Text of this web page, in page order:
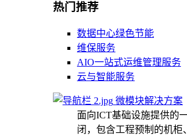
热门推荐
数据中心绿色节能
维保服务
AIO一站式运维管理服务
云与智能服务
微模块解决方案
面向ICT基础设施提供的
闭，包含工程预制的机柜